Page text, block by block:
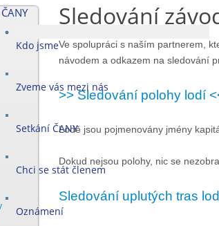
ČANY
Kdo jsme
Zveme vás mezi nás
Setkání ČANY
Chci se stát členem
Oznámení
Sledování
Ve spolupráci s naším partnerem,
návodem a odkazem na sledování
>> Sledování polohy lodí
Lodě jsou pojmenovány jmény
Dokud nejsou polohy, nic se
Sledování uplutých tras